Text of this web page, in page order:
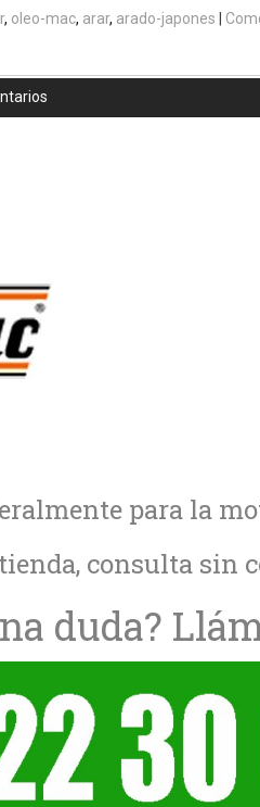
oleo-mac arar arado-japones |
para la
consulta sin
duda?